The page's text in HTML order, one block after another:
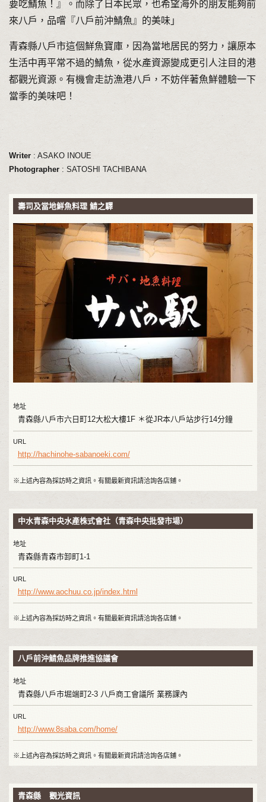
要吃鯖魚！』。而除了日本民眾，也希望海外的朋友能夠前
來八戶，品嚐『八戶前沖鯖魚』的美味」
青森縣八戶市這個鮮魚寶庫，因為當地居民的努力，讓原本
生活中再平常不過的鯖魚，從水產資源變成更引人注目的港
都觀光資源。有機會走訪漁港八戶，不妨伴著魚鮮體驗一下
當季的美味吧！
Writer: ASAKO INOUE
Photographer: SATOSHI TACHIBANA
壽司及當地鮮魚料理 鯖之驛
地址
青森縣八戶市六日町12大松大樓1F ＊從JR本八戶站步行14分鐘
URL
http://hachinohe-sabanoeki.com/
※上述內容為採訪時之資訊。有關最新資訊請洽詢各店鋪。
中水青森中央水產株式會社（青森中央批發市場）
地址
青森縣青森市卸町1-1
URL
http://www.aochuu.co.jp/index.html
※上述內容為採訪時之資訊。有關最新資訊請洽詢各店鋪。
八戶前沖鯖魚品牌推進協議會
地址
青森縣八戶市堀端町2-3 八戶商工會議所 業務課內
URL
http://www.8saba.com/home/
※上述內容為採訪時之資訊。有關最新資訊請洽詢各店鋪。
青森縣 觀光資訊